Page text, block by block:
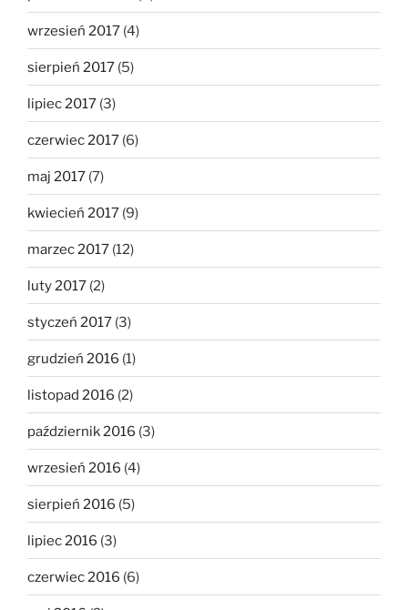
wrzesień 2017 (4)
sierpień 2017 (5)
lipiec 2017 (3)
czerwiec 2017 (6)
maj 2017 (7)
kwiecień 2017 (9)
marzec 2017 (12)
luty 2017 (2)
styczeń 2017 (3)
grudzień 2016 (1)
listopad 2016 (2)
październik 2016 (3)
wrzesień 2016 (4)
sierpień 2016 (5)
lipiec 2016 (3)
czerwiec 2016 (6)